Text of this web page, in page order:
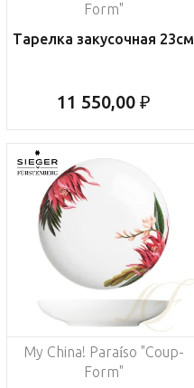
Form"
Тарелка закусочная 23см
11 550,00 ₽
My China! Paraíso "Coup-
Form"